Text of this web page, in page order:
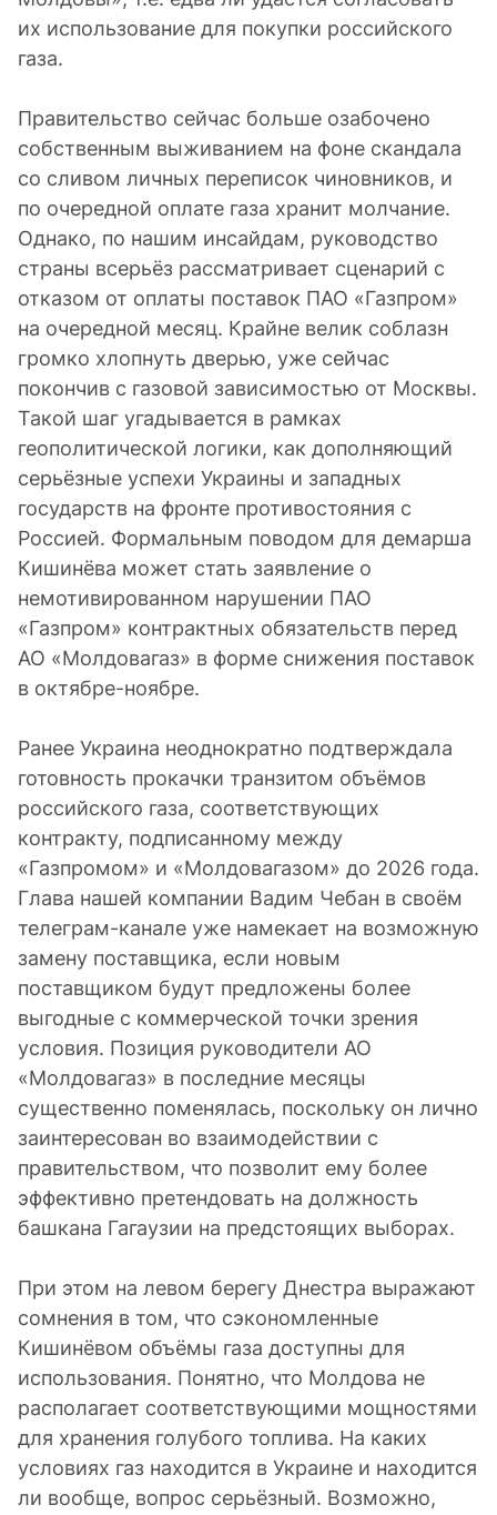
их использование для покупки российского
газа.
Правительство сейчас больше озабочено
собственным выживанием на фоне скандала
со сливом личных переписок чиновников, и
по очередной оплате газа хранит молчание.
Однако, по нашим инсайдам, руководство
страны всерьёз рассматривает сценарий с
отказом от оплаты поставок ПАО «Газпром»
на очередной месяц. Крайне велик соблазн
громко хлопнуть дверью, уже сейчас
покончив с газовой зависимостью от Москвы.
Такой шаг угадывается в рамках
геополитической логики, как дополняющий
серьёзные успехи Украины и западных
государств на фронте противостояния с
Россией. Формальным поводом для демарша
Кишинёва может стать заявление о
немотивированном нарушении ПАО
«Газпром» контрактных обязательств перед
АО «Молдовагаз» в форме снижения поставок
в октябре-ноябре.
Ранее Украина неоднократно подтверждала
готовность прокачки транзитом объёмов
российского газа, соответствующих
контракту, подписанному между
«Газпромом» и «Молдовагазом» до 2026 года.
Глава нашей компании Вадим Чебан в своём
телеграм-канале уже намекает на возможную
замену поставщика, если новым
поставщиком будут предложены более
выгодные с коммерческой точки зрения
условия. Позиция руководители АО
«Молдовагаз» в последние месяцы
существенно поменялась, поскольку он лично
заинтересован во взаимодействии с
правительством, что позволит ему более
эффективно претендовать на должность
башкана Гагаузии на предстоящих выборах.
При этом на левом берегу Днестра выражают
сомнения в том, что сэкономленные
Кишинёвом объёмы газа доступны для
использования. Понятно, что Молдова не
располагает соответствующими мощностями
для хранения голубого топлива. На каких
условиях газ находится в Украине и находится
ли вообще, вопрос серьёзный. Возможно,